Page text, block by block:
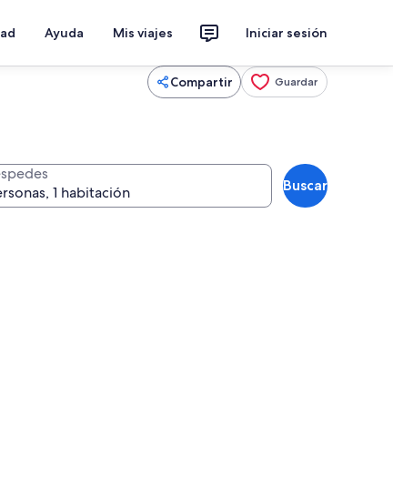
Ayuda Mis viajes Iniciar sesión
Compartir Guardar
Buscar